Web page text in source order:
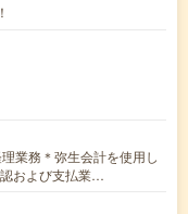
業務＊弥生会計を使用し
および支払業…